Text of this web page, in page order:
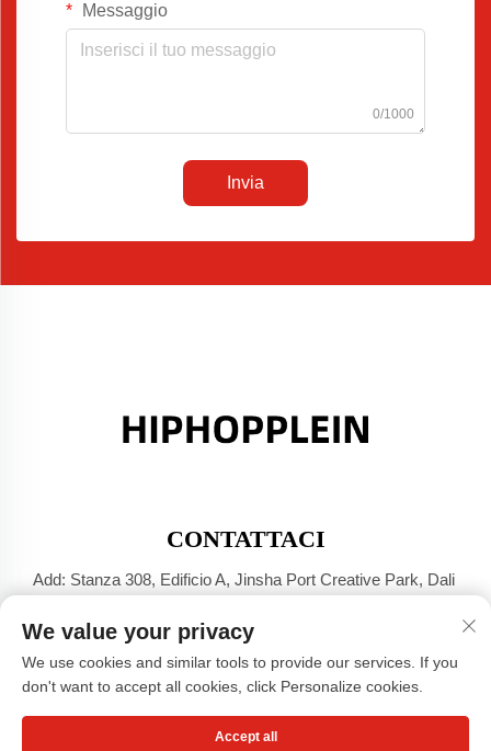
Messaggio
0/1000
Invia
CONTATTACI
Add: Stanza 308, Edificio A, Jinsha Port Creative Park, Dali
Tel: +86-17304049586
E-mail:[email protected]
We value your privacy
We use cookies and similar tools to provide our services. If you
don't want to accept all cookies, click Personalize cookies.
Accept all